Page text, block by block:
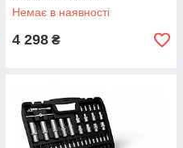
Немає в наявності
4 298 ₴